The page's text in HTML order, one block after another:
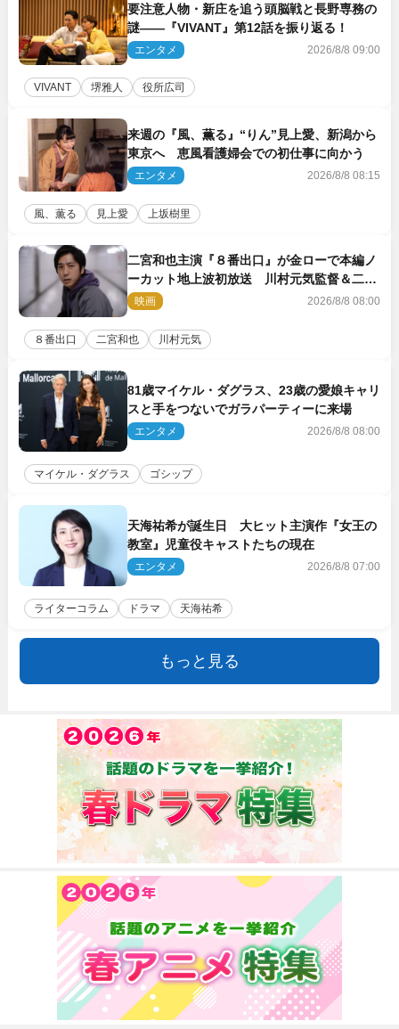
要注意人物・新庄を追う頭脳戦と長野専務の
謎――『VIVANT』第12話を振り返る！
エンタメ 2026/8/8 09:00
VIVANT 堺雅人 役所広司
来週の『風、薫る』“りん”見上愛、新潟から
東京へ 恵風看護婦会での初仕事に向かう
エンタメ 2026/8/8 08:15
風、薫る 見上愛 上坂樹里
二宮和也主演『８番出口』が金ローで本編ノ
ーカット地上波初放送 川村元気監督＆二宮
コメント到着
映画 2026/8/8 08:00
８番出口 二宮和也 川村元気
81歳マイケル・ダグラス、23歳の愛娘キャリ
スと手をつないでガラパーティーに来場
エンタメ 2026/8/8 08:00
マイケル・ダグラス ゴシップ
天海祐希が誕生日 大ヒット主演作『女王の
教室』児童役キャストたちの現在
エンタメ 2026/8/8 07:00
ライターコラム ドラマ 天海祐希
もっと見る